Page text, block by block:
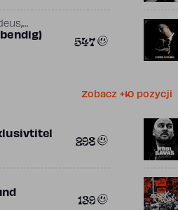
,
547
Zobacz +10 pozycji
298
139